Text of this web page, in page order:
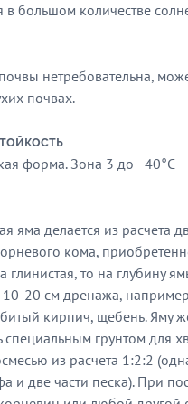
в большом количестве
нетребовательна,
почвах.
форма. Зона 3 до −40°C
яма делается из расчета
кома,
глинистая, то на глубину
10-20 см дренажа,
кирпич, щебень. Яму
специальным грунтом для
из расчета 1:2:2
и две части песка). При